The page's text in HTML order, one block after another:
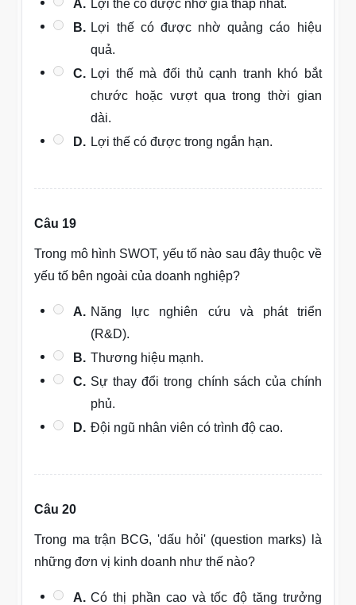
A. Lợi thế có được nhờ giá thấp nhất.
B. Lợi thế có được nhờ quảng cáo hiệu
quả.
C. Lợi thế mà đối thủ cạnh tranh khó bắt
chước hoặc vượt qua trong thời gian
dài.
D. Lợi thế có được trong ngắn hạn.
Câu 19
Trong mô hình SWOT, yếu tố nào sau đây thuộc về
yếu tố bên ngoài của doanh nghiệp?
A. Năng lực nghiên cứu và phát triển
(R&D).
B. Thương hiệu mạnh.
C. Sự thay đổi trong chính sách của chính
phủ.
D. Đội ngũ nhân viên có trình độ cao.
Câu 20
Trong ma trận BCG, 'dấu hỏi' (question marks) là
những đơn vị kinh doanh như thế nào?
A. Có thị phần cao và tốc độ tăng trưởng